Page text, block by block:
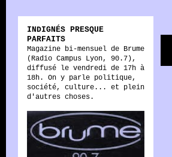
INDIGNÉS PRESQUE
PARFAITS
Magazine bi-mensuel de Brume
(Radio Campus Lyon, 90.7),
diffusé le vendredi de 17h à
18h. On y parle politique,
société, culture... et plein
d'autres choses.